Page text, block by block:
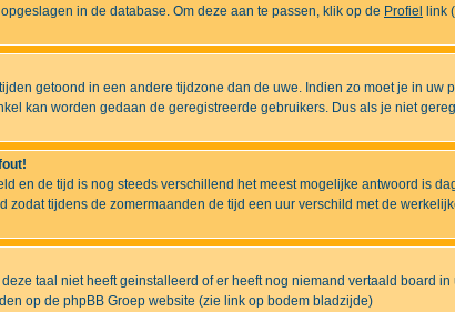
in de database. Om deze aan te passen, klik op de Profiel
link
getoond in een andere tijdzone dan de uwe. Indien zo moet je in
kan worden gedaan de geregistreerde gebruikers. Dus als je niet
en de tijd is nog steeds verschillend het meest mogelijke antwoord is
zodat tijdens de zomermaanden de tijd een uur verschild met de
taal niet heeft geinstalleerd of er heeft nog niemand vertaald
op de phpBB Groep website (zie link op bodem bladzijde)